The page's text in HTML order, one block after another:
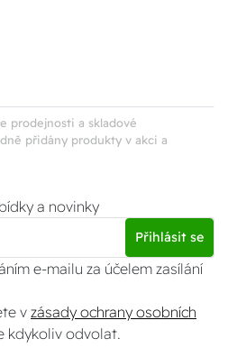
prodejnosti a skladové
přidány produkty v akci a
a novinky
Přihlásit se
e-mailu za účelem zasílání
v zásady ochrany osobních
kdykoliv odvolat.